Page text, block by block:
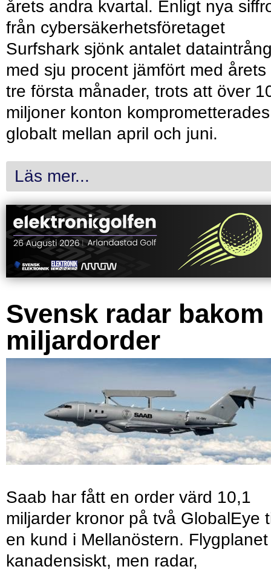
årets andra kvartal. Enligt nya
från cybersäkerhetsföretaget
Surfshark sjönk antalet
med sju procent jämfört med årets
tre första månader, trots att över
miljoner konton komprometterades
globalt mellan april och juni.
Läs mer...
Svensk radar bakom
miljardorder
Saab har fått en order värd 10,1
miljarder kronor på två GlobalEye
en kund i Mellanöstern.
kanadensiskt, men radar,